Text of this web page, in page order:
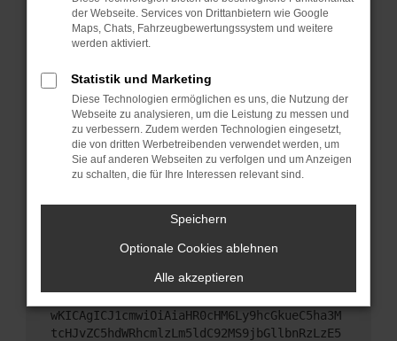
Probleme zu beheben.
Stelle sicher, dass dein Browser und dein
Betriebssystem auf dem neuesten Stand sind.
Sicherheitsrisiko, sondern kann auch dazu führen,
dass bestimmte Funktionen nicht mehr
unterstützt werden.
Wende dich an den Webseitenbetreiber.
Wenn du alle oben genannten Schritte versucht
hast, kontaktiere uns bitte. Wir werden versuchen,
das Problem zu beheben. Du kannst uns diesen
Text schicken, um uns bei der Fehlersuche zu
unterstützen:
ewogICJuYW1lIjogIk5ldHdvcmtFcnJvciIsCiAgI
mNvbmZpZyI6IHsKICAgICJtZXRob2QiOiAiR0VUIi
wKICAgICJ1cmwiOiAiaHR0cHM6Ly9hcGkueC5ha3M
tcHJvZC5hdWRhcmlzLm5ldC92MS9jbGllbnRzLzE5
der Webseite. Services von Drittanbietern wie Google
Maps, Chats, Fahrzeugbewertungssystem und weitere
werden aktiviert.
Statistik und Marketing
Diese Technologien ermöglichen es uns, die Nutzung der
Webseite zu analysieren, um die Leistung zu messen und
zu verbessern. Zudem werden Technologien eingesetzt,
die von dritten Werbetreibenden verwendet werden, um
Sie auf anderen Webseiten zu verfolgen und um Anzeigen
zu schalten, die für Ihre Interessen relevant sind.
Speichern
Optionale Cookies ablehnen
Alle akzeptieren